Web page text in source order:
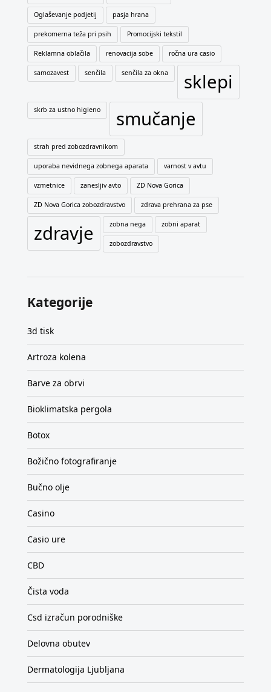
Oglaševanje podjetij pasja hrana
prekomerna teža pri psih Promocijski tekstil
Reklamna oblačila renovacija sobe ročna ura casio
samozavest senčila senčila za okna sklepi
skrb za ustno higieno smučanje
strah pred zobozdravnikom
uporaba nevidnega zobnega aparata varnost v avtu
vzmetnice zanesljiv avto ZD Nova Gorica
ZD Nova Gorica zobozdravstvo zdrava prehrana za pse
zdravje zobna nega zobni aparat
zobozdravstvo
Kategorije
3d tisk
Artroza kolena
Barve za obrvi
Bioklimatska pergola
Botox
Božično fotografiranje
Bučno olje
Casino
Casio ure
CBD
Čista voda
Csd izračun porodniške
Delovna obutev
Dermatologija Ljubljana